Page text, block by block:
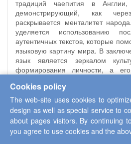
традиций чаепития в
демонстрирующий, как
раскрывается менталитет
уделяется использованию
аутентичных текстов, которые
языковую картину мира. В
язык является зеркалом
формирования личности, а
общения.
Discussion platform| Leave a
Cookies policy
The web-site uses cookies to
design as well as special service to
about pages visitors. By continuing
you agree to use cookies and the